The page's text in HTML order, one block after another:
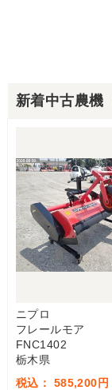
新着中古農機
ニプロ
フレールモア
FNC1402
栃木県
税込： 585,200円